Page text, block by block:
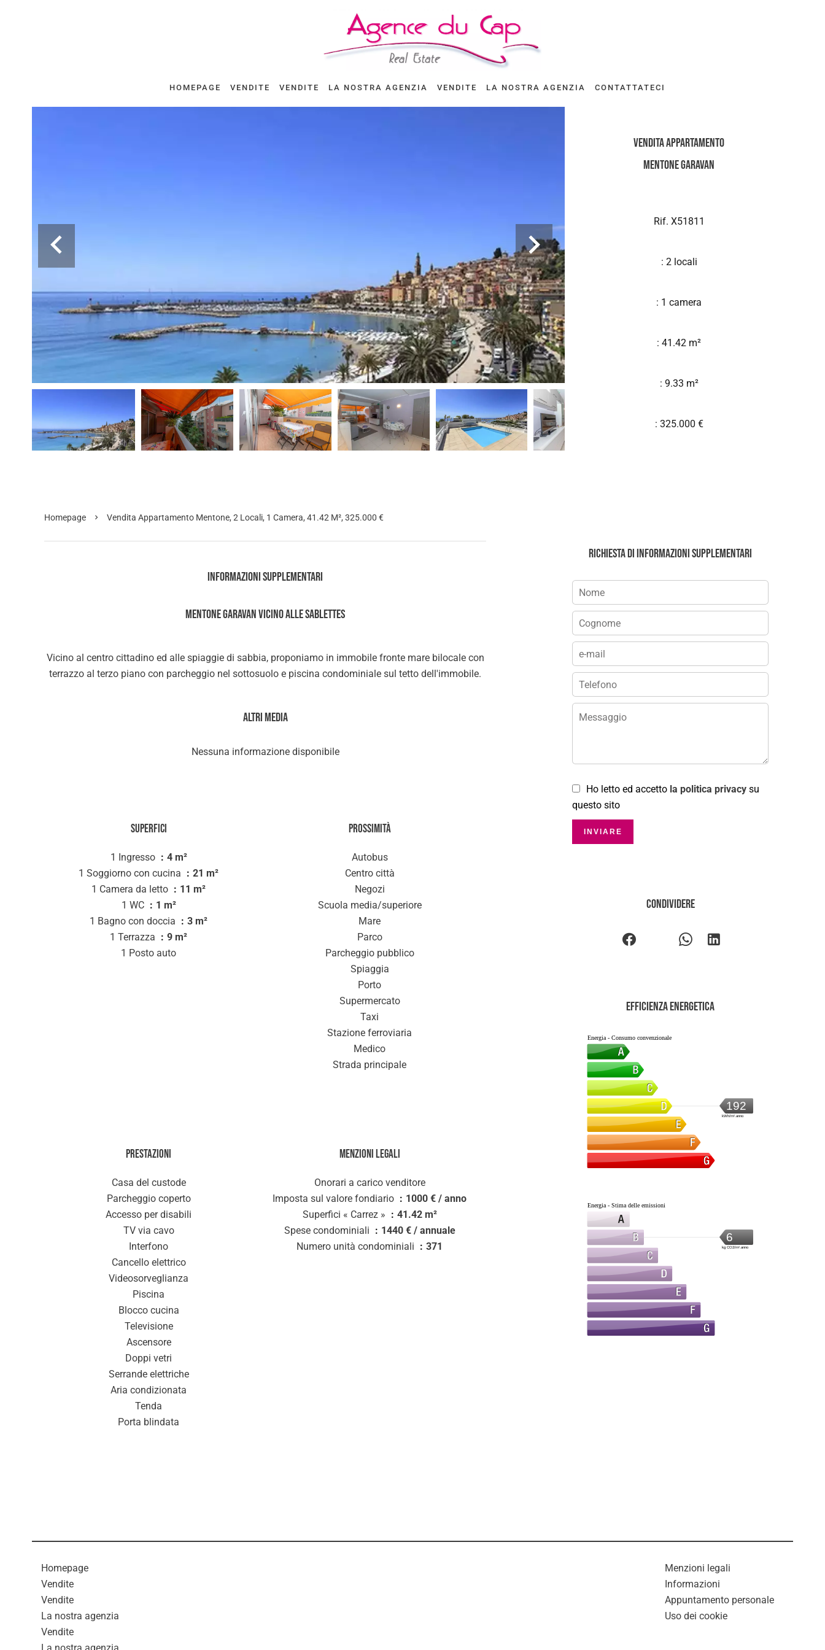
HOMEPAGE VENDITE VENDITE LA NOSTRA AGENZIA VENDITE LA NOSTRA AGENZIA CONTATTATECI
Vendita Appartamento
Mentone Garavan
Rif. X51811
: 2 locali
: 1 camera
: 41.42 m²
: 9.33 m²
: 325.000 €
Homepage Vendita Appartamento Mentone, 2 Locali, 1 Camera, 41.42 M², 325.000 €
Informazioni supplementari
MENTONE GARAVAN VICINO ALLE SABLETTES
Vicino al centro cittadino ed alle spiaggie di sabbia, proponiamo in immobile fronte mare bilocale con
terrazzo al terzo piano con parcheggio nel sottosuolo e piscina condominiale sul tetto dell'immobile.
Altri media
Nessuna informazione disponibile
Superfici
1 Ingresso
4 m²
1 Soggiorno con cucina
21 m²
1 Camera da letto
11 m²
1 WC
1 m²
1 Bagno con doccia
3 m²
1 Terrazza
9 m²
1 Posto auto
Prossimità
Autobus
Centro città
Negozi
Scuola media/superiore
Mare
Parco
Parcheggio pubblico
Spiaggia
Porto
Supermercato
Taxi
Stazione ferroviaria
Medico
Strada principale
Prestazioni
Casa del custode
Parcheggio coperto
Accesso per disabili
TV via cavo
Interfono
Cancello elettrico
Videosorveglianza
Piscina
Blocco cucina
Televisione
Ascensore
Doppi vetri
Serrande elettriche
Aria condizionata
Tenda
Porta blindata
Menzioni legali
Onorari a carico venditore
Imposta sul valore fondiario
1000 € / anno
Superfici « Carrez »
41.42 m²
Spese condominiali
1440 € / annuale
Numero unità condominiali
371
Richiesta di informazioni supplementari
Ho letto ed accetto la politica privacy su
questo sito
INVIARE
Condividere
Efficienza energetica
Energia - Consumo convenzionale
192
kWh/m².anno
Energia - Stima delle emissioni
6
kg CO2/m².anno
Homepage
Vendite
Vendite
La nostra agenzia
Vendite
Menzioni legali
Informazioni
Appuntamento personale
Uso dei cookie